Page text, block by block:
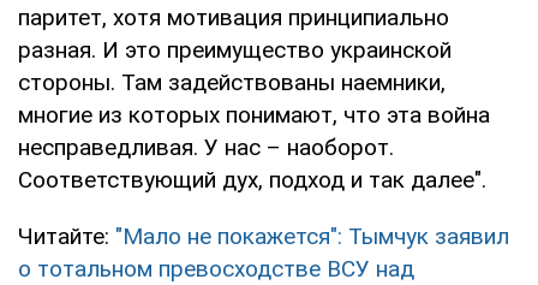
паритет, хотя мотивация принципиально
разная. И это преимущество украинской
стороны. Там задействованы наемники,
многие из которых понимают, что эта война
несправедливая. У нас – наоборот.
Соответствующий дух, подход и так далее".
Читайте: "Мало не покажется": Тымчук заявил
о тотальном превосходстве ВСУ над